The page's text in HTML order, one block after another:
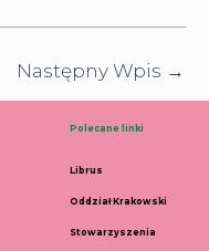
Następny Wpis →
Polecane linki
Librus
Oddział Krakowski
Stowarzyszenia